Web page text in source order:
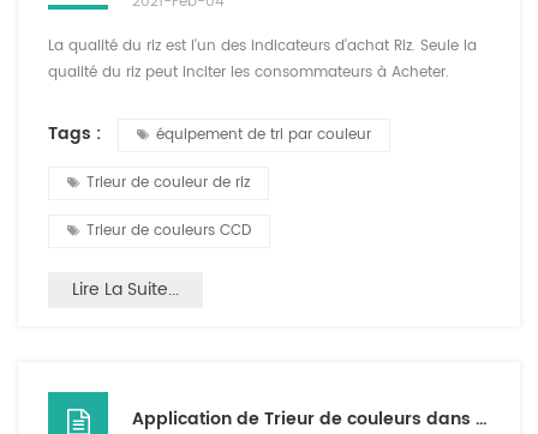
La qualité du riz est l'un des indicateurs d'achat Riz. Seule la
qualité du riz peut inciter les consommateurs à Acheter.
riz ? 1. Choisissez le modèle et la taille de la trieuse de
couleur selon la sortie quotidienne de la riz traitement. Dans
des circonstances normales, la capacité de traitement de
Tags : équipement de tri par couleur
Trieur de couleur de riz
Trieur de couleurs CCD
Lire La Suite...
Application de Trieur de couleurs dans l'industrie plastique